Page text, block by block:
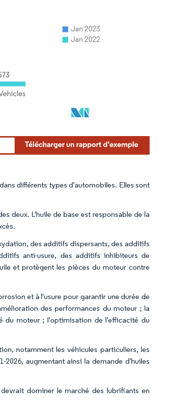
différents types d'automobiles. Elles sont
deux. L'huile de base est responsable de la
des additifs dispersants, des additifs
anti-usure, des additifs inhibiteurs de
et protègent les pièces du moteur contre
et à l'usure pour garantir une durée de
des performances du moteur ; la
du moteur ; l'optimisation de l'efficacité du
notamment les véhicules particuliers, les
augmentant ainsi la demande d'huiles
dominer le marché des lubrifiants en